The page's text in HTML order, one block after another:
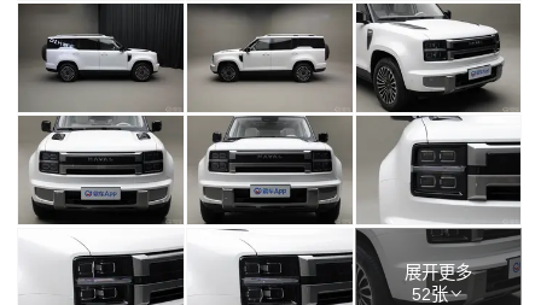
展开更多
52张